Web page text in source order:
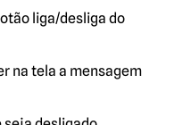
liga/desliga do
na tela a mensagem